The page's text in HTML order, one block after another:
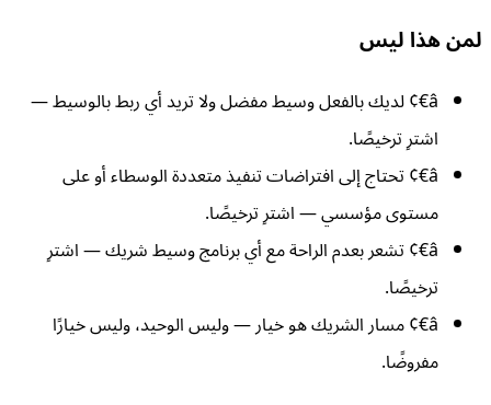
لمن هذا ليس
â€¢
لديك بالفعل وسيط مفضل ولا تريد أي ربط بالوسيط —
اشترِ ترخيصًا.
â€¢
تحتاج إلى افتراضات تنفيذ متعددة الوسطاء أو على
مستوى مؤسسي — اشترِ ترخيصًا.
â€¢
تشعر بعدم الراحة مع أي برنامج وسيط شريك — اشترِ
ترخيصًا.
â€¢
مسار الشريك هو خيار — وليس الوحيد، وليس خيارًا
مفروضًا.